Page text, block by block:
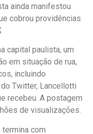
ainda manifestou
cobrou providências
capital paulista, um
em situação de rua,
incluindo
Twitter, Lancellotti
recebeu. A postagem
de visualizações.
com